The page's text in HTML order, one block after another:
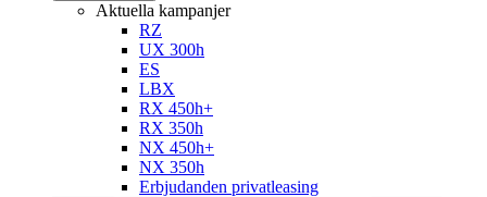
Aktuella kampanjer
RZ
UX 300h
ES
LBX
RX 450h+
RX 350h
NX 450h+
NX 350h
Erbjudanden privatleasing